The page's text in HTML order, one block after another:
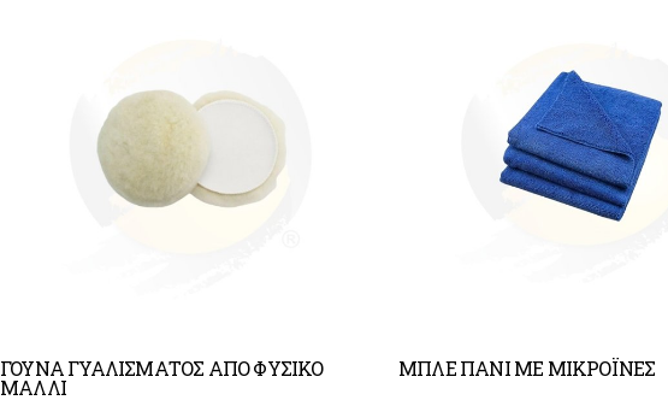
ΓΟΥΝΑ ΓΥΑΛΙΣΜΑΤΟΣ ΑΠΟ ΦΥΣΙΚΟ
ΜΑΛΛΙ
ΜΠΛΕ ΠΑΝΙ ΜΕ ΜΙΚΡΟΪΝΕΣ